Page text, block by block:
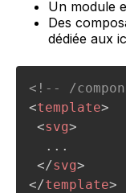
Un module
Des
dédiée aux
<!-- /
<template>
<svg>
  ...
</svg>
</template>